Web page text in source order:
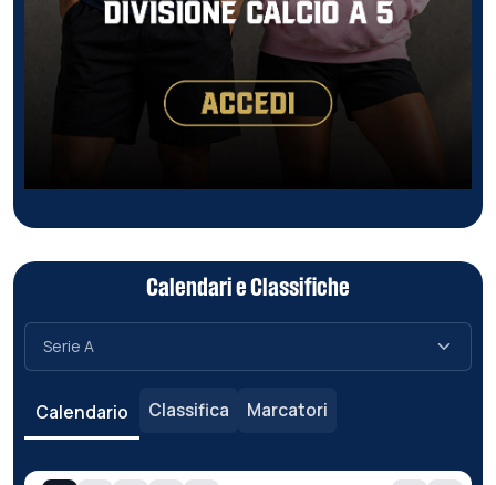
Calendari e Classifiche
Calendario Classifica Marcatori